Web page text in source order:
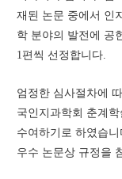
재된 논문 중에서 인
학 분야의 발전에 공
1편씩 선정합니다.
엄정한 심사절차에
국인지과학회 춘계
수여하기로 하였습
우수 논문상 규정을